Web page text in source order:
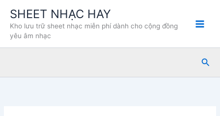
dung
SHEET NHẠC HAY
Kho lưu trữ sheet nhạc miễn phí dành cho cộng đồng
yêu âm nhạc
Tìm